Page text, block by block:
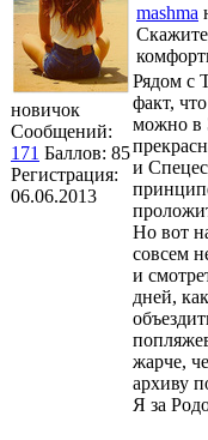
новичок
Сообщений:
171 Баллов: 85
Регистрация:
06.06.2013
mashma
Рядом с
факт,
можно в
и
Но вот
совсем
и
дней,
жарче,
архиву
Я за